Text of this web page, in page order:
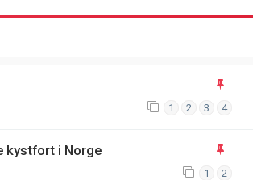
1 2 3 4
kystfort i Norge
1 2